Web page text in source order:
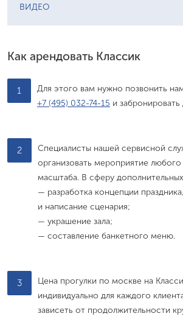
ВИДЕО
Как арендовать Классик
1
Для этого вам нужно позвонить
+7 (495) 032-74-15 и
2
Специалисты нашей сервисной
организовать мероприятие
масштаба. В сферу
— разработка концепции
и написание сценария;
— украшение зала;
— составление банкетного меню.
3
Цена прогулки по москве на
индивидуально для каждого
зависеть от продолжительности